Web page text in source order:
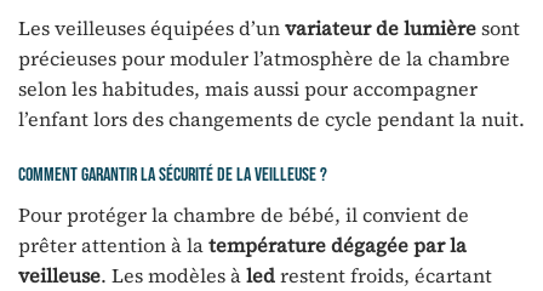
Les veilleuses équipées d’unvariateur de lumièresont
précieuses pour moduler l’atmosphère de la chambre
selon les habitudes, mais aussi pour accompagner
l’enfant lors des changements de cycle pendant la nuit.
Comment garantir la sécurité de la veilleuse ?
Pour protéger la chambre de bébé, il convient de
prêter attention à latempérature dégagée par la
veilleuse. Les modèles àledrestent froids, écartant